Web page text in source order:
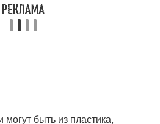
быть из пластика,